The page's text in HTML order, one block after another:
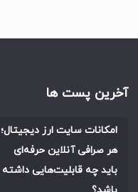
آخرین پست ها
امکانات سایت ارز دیجیتال؛
هر صرافی آنلاین حرفه‌ای
باید چه قابلیت‌هایی داشته